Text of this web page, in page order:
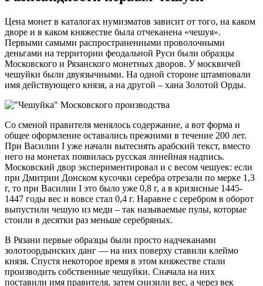
Цена монет в каталогах нумизматов зависит от того, на каком
дворе и в каком княжестве была отчеканена «чешуя».
Первыми самыми распространенными проволочными
деньгами на территории феодальной Руси были образцы
Московского и Рязанского монетных дворов. У москвичей
чешуйки были двуязычными. На одной стороне штамповали
имя действующего князя, а на другой – хана Золотой Орды.
Со сменой правителя менялось содержание, а вот форма и
общее оформление оставались прежними в течение 200 лет.
При Василии I уже начали вытеснять арабский текст, вместо
него на монетах появилась русская линейная надпись.
Московский двор экспериментировал и с весом чешуек: если
при Дмитрии Донском кусочки серебра отрезали по мерке 1,3
г, то при Василии I это было уже 0,8 г, а в кризисные 1445-
1447 годы вес и вовсе стал 0,4 г. Наравне с серебром в оборот
выпустили чешую из меди – так называемые пулы, которые
стоили в десятки раз меньше серебряных.
В Рязани первые образцы были просто надчеканами
золотоордынских данг — на них поверху ставили клеймо
князя. Спустя некоторое время в этом княжестве стали
производить собственные чешуйки. Сначала на них
поставили имя правителя, затем снизили вес, а через век